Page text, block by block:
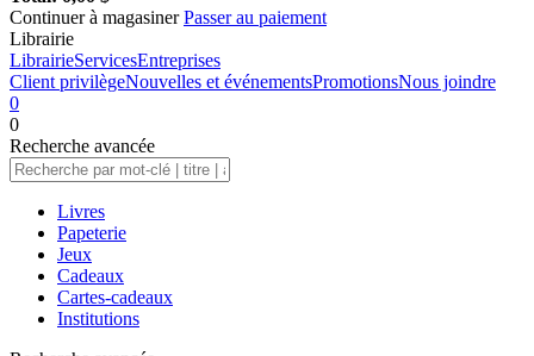
Continuer à magasiner Passer au paiement
Librairie
LibrairieServicesEntreprises
Client privilègeNouvelles et événementsPromotionsNous joindre
0
0
Recherche avancée
Livres
Papeterie
Jeux
Cadeaux
Cartes-cadeaux
Institutions